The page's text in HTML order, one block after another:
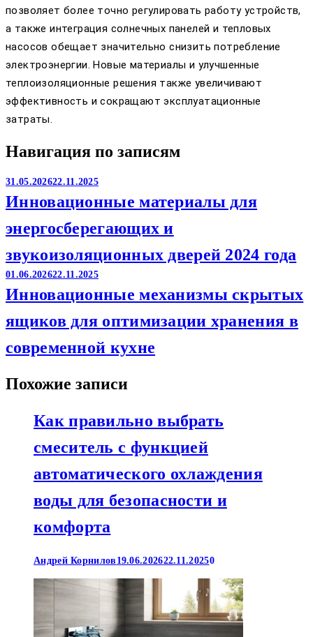
позволяет более точно регулировать работу устройств,
а также интеграция солнечных панелей и тепловых
насосов обещает значительно снизить потребление
электроэнергии. Новые материалы и улучшенные
теплоизоляционные решения также увеличивают
эффективность и сокращают эксплуатационные
затраты.
Навигация по записям
31.05.202622.11.2025
Инновационные материалы для
энергосберегающих и
звукоизоляционных дверей 2024 года
01.06.202622.11.2025
Инновационные механизмы скрытых
ящиков для оптимизации хранения в
современной кухне
Похожие записи
Как правильно выбрать
смеситель с функцией
автоматического охлаждения
воды для безопасности и
комфорта
Андрей Корнилов 19.06.202622.11.20250